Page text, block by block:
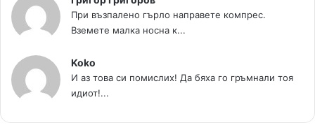
При възпалено гърло направете компрес.
Вземете малка носна к...
Koko
И аз това си помислих! Да бяха го гръмнали тоя
идиот!...